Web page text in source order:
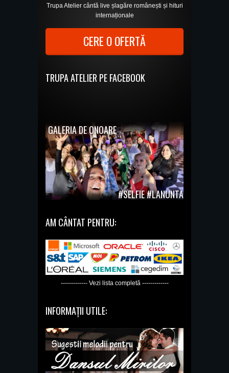
Trupa Atelier cântă live șlagăre românești și hituri
internaționale
CERE O OFERTĂ
TRUPA ATELIER PE FACEBOOK
GALERIA DE ONOARE
#SELFIE #LANUNTA
AM CÂNTAT PENTRU:
------------- Vezi lista completă -------------
INFORMAȚII UTILE: